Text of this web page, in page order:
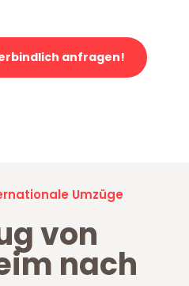
anfragen!
Umzüge
von
nach